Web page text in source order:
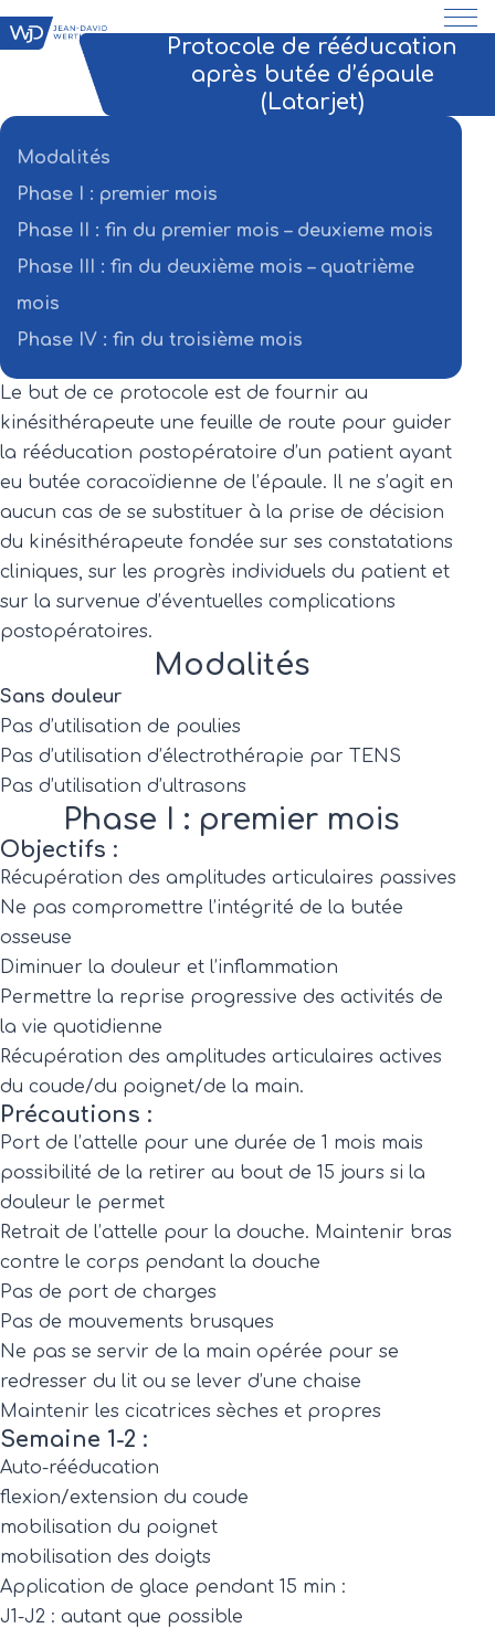
Protocole de rééducation
après butée d’épaule
(Latarjet)
Modalités
Phase I : premier mois
Phase II : fin du premier mois – deuxieme mois
Phase III : fin du deuxième mois – quatrième
mois
Phase IV : fin du troisième mois
Le but de ce protocole est de fournir au
kinésithérapeute une feuille de route pour guider
la rééducation postopératoire d’un patient ayant
eu butée coracoïdienne de l’épaule. Il ne s’agit en
aucun cas de se substituer à la prise de décision
du kinésithérapeute fondée sur ses constatations
cliniques, sur les progrès individuels du patient et
sur la survenue d’éventuelles complications
postopératoires.
Modalités
Sans douleur
Pas d’utilisation de poulies
Pas d’utilisation d’électrothérapie par TENS
Pas d’utilisation d’ultrasons
Phase I : premier mois
Objectifs :
Récupération des amplitudes articulaires passives
Ne pas compromettre l’intégrité de la butée
osseuse
Diminuer la douleur et l’inflammation
Permettre la reprise progressive des activités de
la vie quotidienne
Récupération des amplitudes articulaires actives
du coude/du poignet/de la main.
Précautions :
Port de l’attelle pour une durée de 1 mois mais
possibilité de la retirer au bout de 15 jours si la
douleur le permet
Retrait de l’attelle pour la douche. Maintenir bras
contre le corps pendant la douche
Pas de port de charges
Pas de mouvements brusques
Ne pas se servir de la main opérée pour se
redresser du lit ou se lever d’une chaise
Maintenir les cicatrices sèches et propres
Semaine 1-2 :
Auto-rééducation
flexion/extension du coude
mobilisation du poignet
mobilisation des doigts
Application de glace pendant 15 min :
J1-J2 : autant que possible